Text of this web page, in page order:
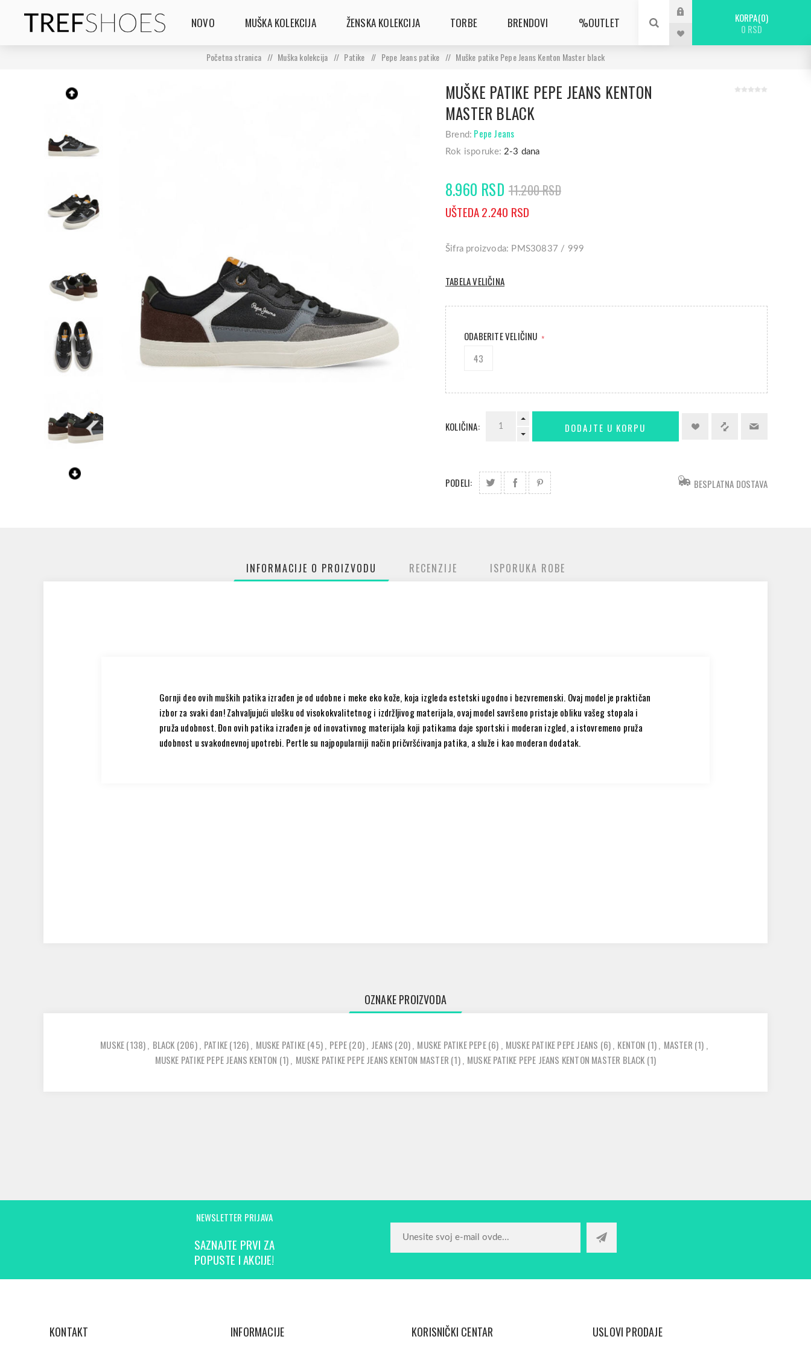
NOVO MUŠKA KOLEKCIJA ŽENSKA KOLEKCIJA TORBE BRENDOVI %OUTLET KORPA 0
0 RSD
Početna stranica / Muška kolekcija / Patike / Pepe Jeans patike / Muške patike Pepe Jeans Kenton Master black
MUŠKE PATIKE PEPE JEANS KENTON
MASTER BLACK
Brend: Pepe Jeans
Rok isporuke: 2-3 dana
8.960 RSD 11.200 RSD
UŠTEDA 2.240 RSD
Šifra proizvoda: PMS30837 / 999
TABELA VELIČINA
ODABERITE VELIČINU *
43
KOLIČINA:
PODELI: BESPLATNA DOSTAVA
INFORMACIJE O PROIZVODU RECENZIJE ISPORUKA ROBE
Gornji deo ovih muških patika izrađen je od udobne i meke eko kože, koja izgleda estetski ugodno i bezvremenski. Ovaj model je praktičan
izbor za svaki dan! Zahvaljujući ulošku od visokokvalitetnog i izdržljivog materijala, ovaj model savršeno pristaje obliku vašeg stopala i
pruža udobnost. Đon ovih patika izrađen je od inovativnog materijala koji patikama daje sportski i moderan izgled, a istovremeno pruža
udobnost u svakodnevnoj upotrebi. Pertle su najpopularniji način pričvršćivanja patika, a služe i kao moderan dodatak.
OZNAKE PROIZVODA
MUSKE(138), BLACK (206), PATIKE(126), MUSKE PATIKE(45), PEPE(20), JEANS (20), MUSKE PATIKE PEPE(6) , MUSKE PATIKE PEPE JEANS (6), KENTON (1), MASTER (1) ,
MUSKE PATIKE PEPE JEANS KENTON (1), MUSKE PATIKE PEPE JEANS KENTON MASTER (1), MUSKE PATIKE PEPE JEANS KENTON MASTER BLACK (1)
NEWSLETTER PRIJAVA
SAZNAJTE PRVI ZA
POPUSTE I AKCIJE!
KONTAKT INFORMACIJE KORISNIČKI CENTAR USLOVI PRODAJE